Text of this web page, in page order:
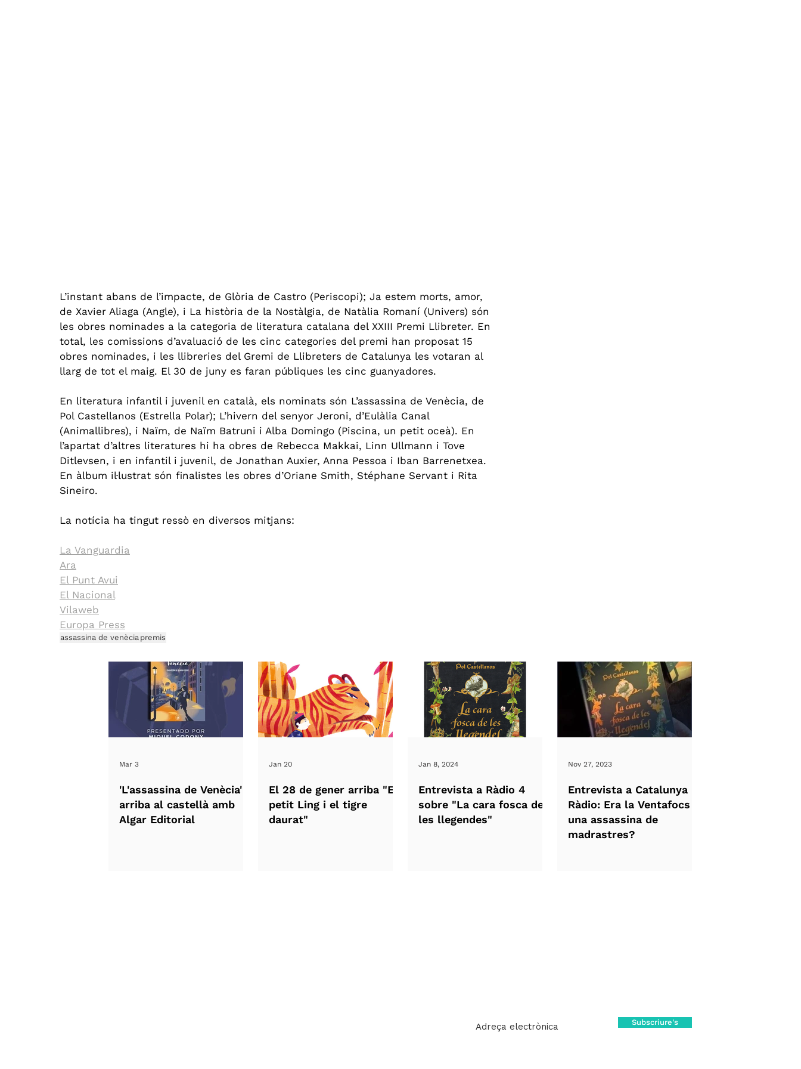
L’instant abans de l’impacte, de Glòria de Castro (Periscopi); Ja estem morts, amor,
de Xavier Aliaga (Angle), i La història de la Nostàlgia, de Natàlia Romaní (Univers) són
les obres nominades a la categoria de literatura catalana del XXIII Premi Llibreter. En
total, les comissions d’avaluació de les cinc categories del premi han proposat 15
obres nominades, i les llibreries del Gremi de Llibreters de Catalunya les votaran al
llarg de tot el maig. El 30 de juny es faran públiques les cinc guanyadores.
En literatura infantil i juvenil en català, els nominats són L’assassina de Venècia, de
Pol Castellanos (Estrella Polar); L’hivern del senyor Jeroni, d’Eulàlia Canal
(Animallibres), i Naïm, de Naïm Batruni i Alba Domingo (Piscina, un petit oceà). En
l’apartat d’altres literatures hi ha obres de Rebecca Makkai, Linn Ullmann i Tove
Ditlevsen, i en infantil i juvenil, de Jonathan Auxier, Anna Pessoa i Iban Barrenetxea.
En àlbum il·lustrat són finalistes les obres d’Oriane Smith, Stéphane Servant i Rita
Sineiro.
La notícia ha tingut ressò en diversos mitjans:
La Vanguardia
Ara
El Punt Avui
El Nacional
Vilaweb
Europa Press
assassina de venècia premis
'L'assassina de Venècia'
arriba al castellà amb
Algar Editorial
Mar 3
El 28 de gener arriba "El
petit Ling i el tigre
daurat"
Jan 20
Entrevista a Ràdio 4
sobre "La cara fosca de
les llegendes"
Jan 8, 2024
Entrevista a Catalunya
Ràdio: Era la Ventafocs
una assassina de
madrastres?
Nov 27, 2023
Subscriure's